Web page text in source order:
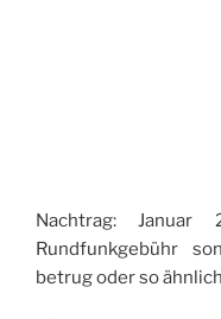
Nachtrag:
Rundfunkgebühr
betrug oder so